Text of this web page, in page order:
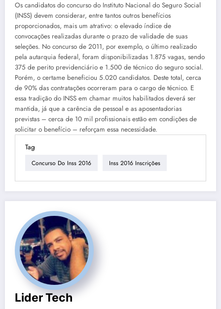
Os candidatos do concurso do Instituto Nacional do Seguro Social
(INSS) devem considerar, entre tantos outros benefícios
proporcionados, mais um atrativo: o elevado índice de
convocações realizadas durante o prazo de validade de suas
seleções. No concurso de 2011, por exemplo, o último realizado
pela autarquia federal, foram disponibilizadas 1.875 vagas, sendo
375 de perito previdenciário e 1.500 de técnico do seguro social.
Porém, o certame beneficiou 5.020 candidatos. Deste total, cerca
de 90% das contratações ocorreram para o cargo de técnico. E
essa tradição do INSS em chamar muitos habilitados deverá ser
mantida, já que a carência de pessoal e as aposentadorias
previstas – cerca de 10 mil profissionais estão em condições de
solicitar o benefício – reforçam essa necessidade.
Tag
Concurso Do Inss 2016 Inss 2016 Inscrições
Lider Tech